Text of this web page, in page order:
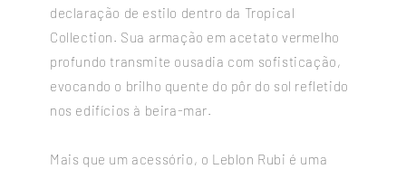
declaração de estilo dentro da Tropical
Collection. Sua armação em acetato vermelho
profundo transmite ousadia com sofisticação,
evocando o brilho quente do pôr do sol refletido
nos edifícios à beira-mar.
Mais que um acessório, o Leblon Rubi é uma